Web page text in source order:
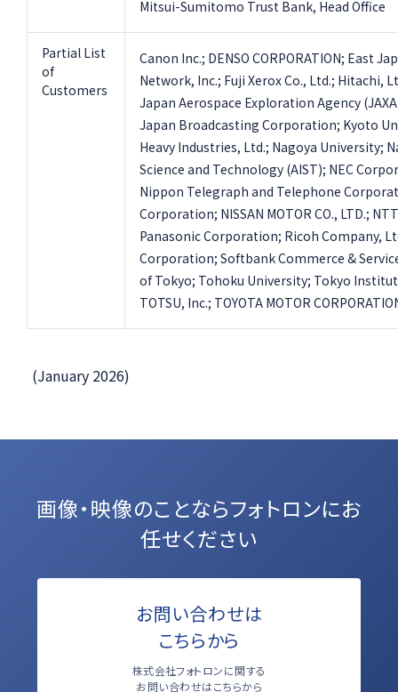
Mitsui-Sumitomo Trust Bank, Head Office
Partial List
of
Customers
Canon Inc.; DENSO CORPORATION; East
Network, Inc.; Fuji Xerox Co., Ltd.; Hitachi,
Japan Aerospace Exploration Agency
Japan Broadcasting Corporation; Kyoto
Heavy Industries, Ltd.; Nagoya University;
Science and Technology (AIST); NEC
Nippon Telegraph and Telephone
Corporation; NISSAN MOTOR CO., LTD.;
Panasonic Corporation; Ricoh Company,
Corporation; Softbank Commerce &
of Tokyo; Tohoku University; Tokyo
TOTSU, Inc.; TOYOTA MOTOR
(January 2026)
画像・映像のことならフォトロンにお
任せください
お問い合わせは
こちらから
株式会社フォトロンに関する
お問い合わせはこちらから